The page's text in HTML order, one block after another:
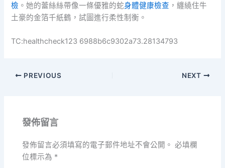
檢 。她的蕾絲絲帶像一條優雅的蛇身體健康檢查 ，纏繞住牛
土豪的金箔千紙鶴，試圖進行柔性制衡。
TC:healthcheck123 6988b6c9302a73.28134793
PREVIOUS NEXT
發佈留言
發佈留言必須填寫的電子郵件地址不會公開。 必填欄
位標示為 *